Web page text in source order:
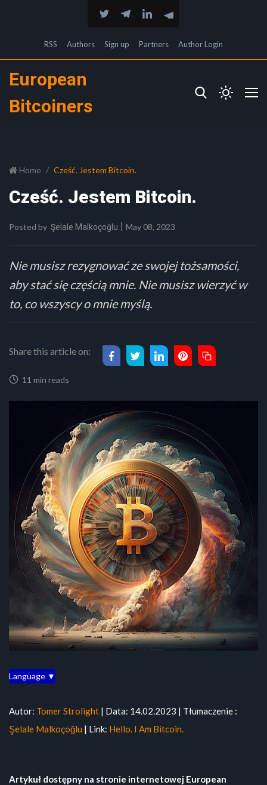
RSS Authors Sign up Partners Author Login
European
Bitcoiners
Home Cześć. Jestem Bitcoin.
Cześć. Jestem Bitcoin.
Posted by Şelale Malkoçoğlu May 08, 2023
Nie musisz rezygnować ze swojej tożsamości,
aby stać się częścią mnie. Nie musisz wierzyć w
to, co wszyscy o mnie myślą.
Share this article on:
11 min reads
Language ▼
Autor: Tomer Strolight | Data: 14.02.2023 | Tłumaczenie :
Şelale Malkoçoğlu | Link: Hello. I Am Bitcoin.
Artykuł dostępny na stronie internetowej European